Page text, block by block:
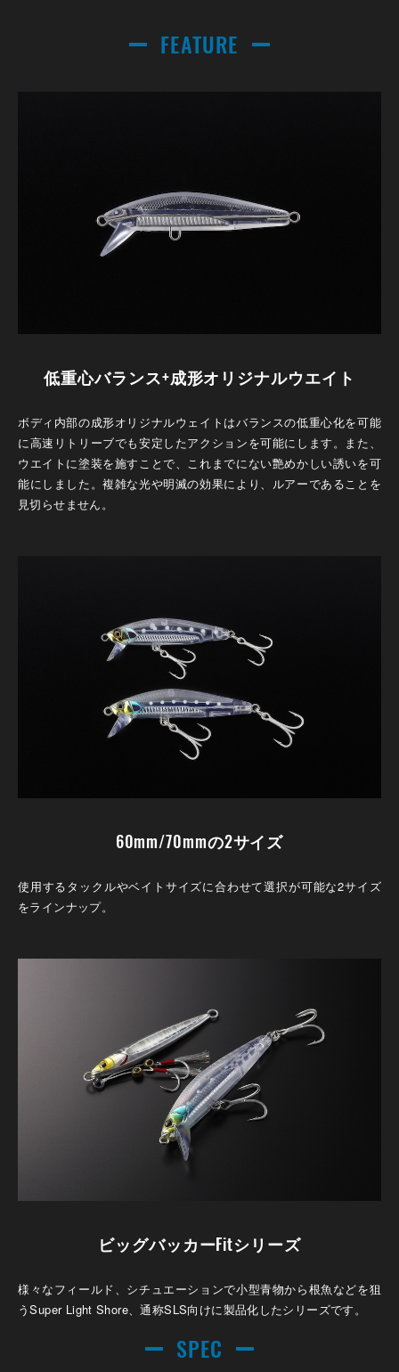
FEATURE
低重心バランス+成形オリジナルウエイト
ボディ内部の成形オリジナルウェイトはバランスの低重心化を可能
に高速リトリーブでも安定したアクションを可能にします。また、
ウエイトに塗装を施すことで、これまでにない艶めかしい誘いを可
能にしました。複雑な光や明滅の効果により、ルアーであることを
見切らせません。
60mm/70mmの2サイズ
使用するタックルやベイトサイズに合わせて選択が可能な2サイズ
をラインナップ。
ビッグバッカーFitシリーズ
様々なフィールド、シチュエーションで小型青物から根魚などを狙
うSuper Light Shore、通称SLS向けに製品化したシリーズです。
SPEC